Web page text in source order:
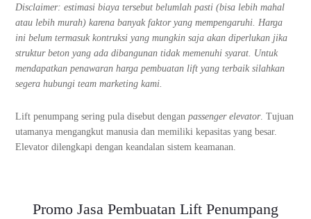
Disclaimer: estimasi biaya tersebut belumlah pasti (bisa lebih mahal
atau lebih murah) karena banyak faktor yang mempengaruhi. Harga
ini belum termasuk kontruksi yang mungkin saja akan diperlukan jika
struktur beton yang ada dibangunan tidak memenuhi syarat. Untuk
mendapatkan penawaran harga pembuatan lift yang terbaik silahkan
segera hubungi team marketing kami.
Lift penumpang sering pula disebut denganpassenger elevator. Tujuan
utamanya mengangkut manusia dan memiliki kepasitas yang besar.
Elevator dilengkapi dengan keandalan sistem keamanan.
Promo Jasa Pembuatan Lift Penumpang